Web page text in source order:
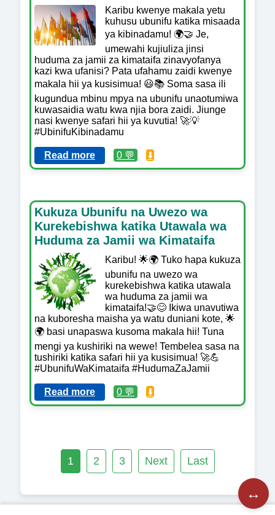
↔️
Karibu kwenye makala yetu
kuhusu ubunifu katika misaada
ya kibinadamu! 🌍🤝 Je,
umewahi kujiuliza jinsi
huduma za jamii za kimataifa zinavyofanya
kazi kwa ufanisi? Pata ufahamu zaidi kwenye
makala hii ya kusisimua! 😃📚 Soma sasa ili
kugundua mbinu mpya na ubunifu unaotumiwa
kuwasaidia watu kwa njia bora zaidi. Jiunge
nasi kwenye safari hii ya kuvutia! 🚀💡
#UbinifuKibinadamu
Read more 0 💬 ⬇️
Kukuza Ubunifu na Uwezo wa
Kurekebishwa katika Utawala wa
Huduma za Jamii wa Kimataifa
Karibu! 🌟🌍 Tuko hapa kukuza
ubunifu na uwezo wa
kurekebishwa katika utawala
wa huduma za jamii wa
kimataifa!🤝😊 Ikiwa unavutiwa
na kuboresha maisha ya watu duniani kote, 🌟
🌍 basi unapaswa kusoma makala hii! Tuna
mengi ya kushiriki na wewe! Tembelea sasa na
tushiriki katika safari hii ya kusisimua! 🚀💪
#UbunifuWaKimataifa #HudumaZaJamii
Read more 0 💬 ⬇️
1 2 3 Next Last